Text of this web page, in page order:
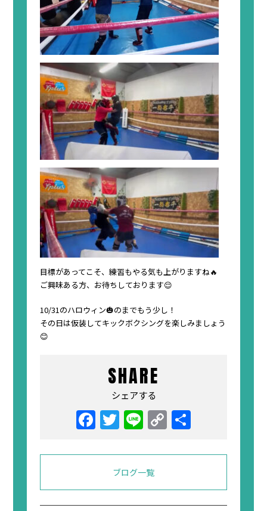
目標があってこそ、練習もやる気も上がりますね🔥
ご興味ある方、お待ちしております😌
10/31のハロウィン🎃のまでもう少し！
その日は仮装してキックボクシングを楽しみましょう
😊
SHARE
シェアする
ブログ一覧